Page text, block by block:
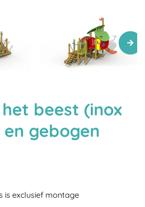
beest (inox
gebogen
is exclusief montage